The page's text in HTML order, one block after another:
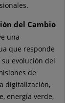
del Cambio
una
que responde
evolución del
de
digitalización,
energía verde,